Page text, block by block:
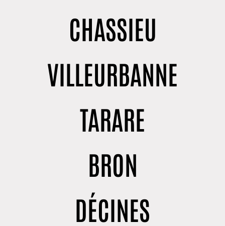
CHASSIEU
VILLEURBANNE
TARARE
BRON
DÉCINES